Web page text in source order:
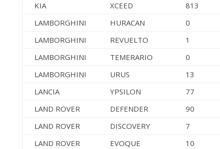
KIA
XCEED
813
LAMBORGHINI
HURACAN
0
LAMBORGHINI
REVUELTO
1
LAMBORGHINI
TEMERARIO
0
LAMBORGHINI
URUS
13
LANCIA
YPSILON
77
LAND ROVER
DEFENDER
90
LAND ROVER
DISCOVERY
7
LAND ROVER
EVOQUE
10